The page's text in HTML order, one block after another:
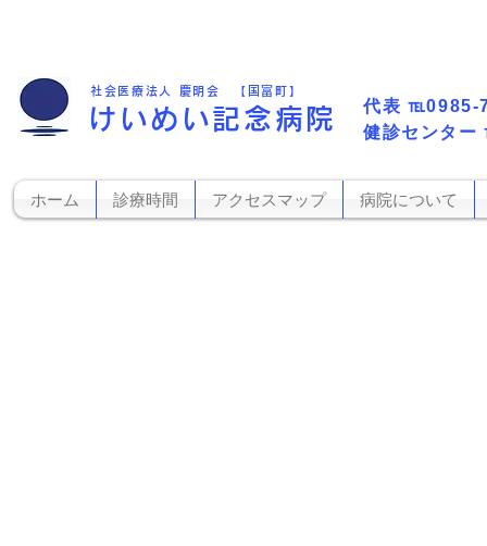
​健診センター
社会医療法人 慶明会 【国富町】
けいめい記念病院 代表​ ℡0985-
ホーム 診療時間 アクセスマップ 病院について